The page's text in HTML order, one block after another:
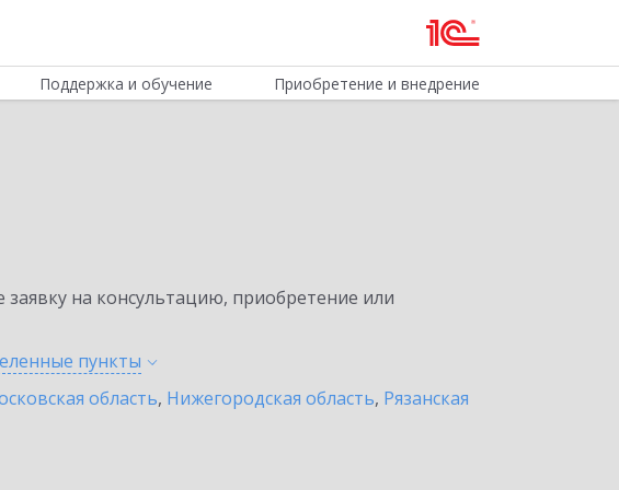
Поддержка и обучение Приобретение и внедрение
на консультацию, приобретение или
пункты
область, Нижегородская область, Рязанская